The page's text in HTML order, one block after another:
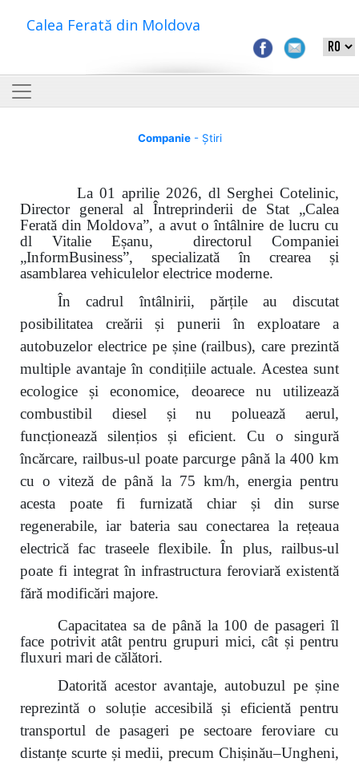
Calea Ferată din Moldova
Companie- Știri
La 01 aprilie 2026, dl Serghei Cotelinic,
Director general al Întreprinderii de Stat „Calea
Ferată din Moldova”, a avut o întâlnire de lucru cu
dl Vitalie Eșanu, directorul Companiei
„InformBusiness”, specializată în crearea și
asamblarea vehiculelor electrice moderne.
În cadrul întâlnirii, părțile au discutat
posibilitatea creării și punerii în exploatare a
autobuzelor electrice pe șine (railbus), care prezintă
multiple avantaje în condițiile actuale. Acestea sunt
ecologice și economice, deoarece nu utilizează
combustibil diesel și nu poluează aerul,
funcționează silențios și eficient. Cu o singură
încărcare, railbus-ul poate parcurge până la 400 km
cu o viteză de până la 75 km/h, energia pentru
acesta poate fi furnizată chiar și din surse
regenerabile, iar bateria sau conectarea la rețeaua
electrică fac traseele flexibile. În plus, railbus-ul
poate fi integrat în infrastructura feroviară existentă
fără modificări majore.
Capacitatea sa de până la 100 de pasageri îl
face potrivit atât pentru grupuri mici, cât și pentru
fluxuri mari de călători.
Datorită acestor avantaje, autobuzul pe șine
reprezintă o soluție accesibilă și eficientă pentru
transportul de pasageri pe sectoare feroviare cu
distanțe scurte și medii, precum Chișinău–Ungheni,